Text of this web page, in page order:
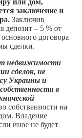
заключение и
Заключив
депозит – 5 % от
договора
сделки.
недвижимости
сделок, не
Украины и
в
собственности на
Владение
иное не будет